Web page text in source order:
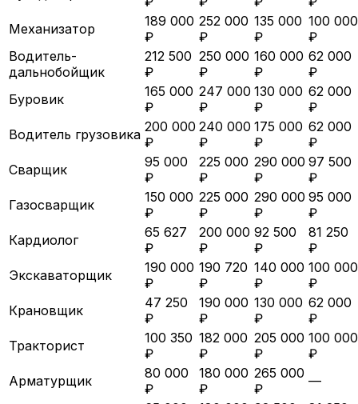
Механизатор
189 000
₽
252 000
₽
135 000
₽
100 000
₽
Водитель-
дальнобойщик
212 500
₽
250 000
₽
160 000
₽
62 000
₽
Буровик
165 000
₽
247 000
₽
130 000
₽
62 000
₽
Водитель грузовика 200 000
₽
240 000
₽
175 000
₽
62 000
₽
Сварщик
95 000
₽
225 000
₽
290 000
₽
97 500
₽
Газосварщик
150 000
₽
225 000
₽
290 000
₽
95 000
₽
Кардиолог
65 627
₽
200 000
₽
92 500
₽
81 250
₽
Экскаваторщик
190 000
₽
190 720
₽
140 000
₽
100 000
₽
Крановщик
47 250
₽
190 000
₽
130 000
₽
62 000
₽
Тракторист
100 350
₽
182 000
₽
205 000
₽
100 000
₽
Арматурщик
80 000
₽
180 000
₽
265 000
₽
—